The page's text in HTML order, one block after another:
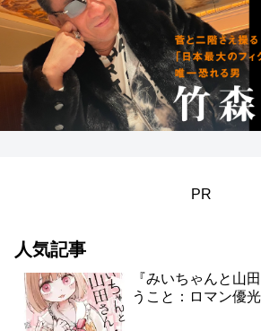
PR
人気記事
『みいちゃんと山
うこと：ロマン優